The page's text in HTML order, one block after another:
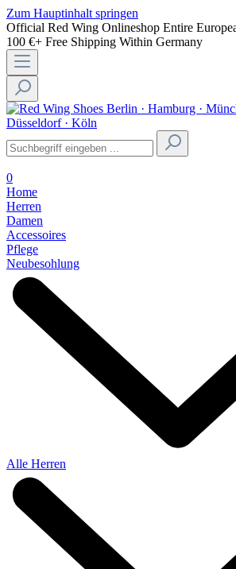
Zum Hauptinhalt springen
Official Red Wing Onlineshop Entire
100 €+ Free Shipping Within Germany
Berlin · Hamburg ·
Düsseldorf · Köln
0
Home
Herren
Damen
Accessoires
Pflege
Neubesohlung
Alle Herren